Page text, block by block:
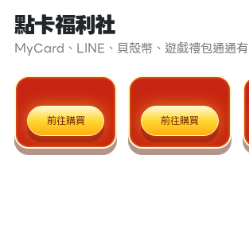
點卡福利社
MyCard、LINE、貝殼幣、遊戲禮包通通有
前往購買 前往購買